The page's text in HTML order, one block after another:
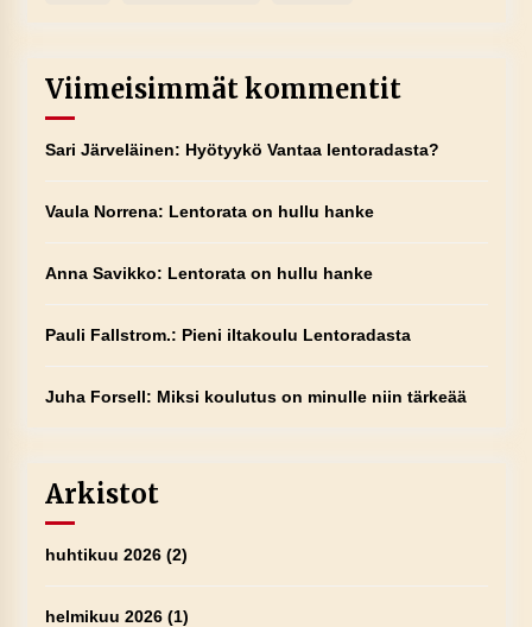
Viimeisimmät kommentit
Sari Järveläinen: Hyötyykö Vantaa lentoradasta?
Vaula Norrena: Lentorata on hullu hanke
Anna Savikko: Lentorata on hullu hanke
Pauli Fallstrom.: Pieni iltakoulu Lentoradasta
Juha Forsell: Miksi koulutus on minulle niin tärkeää
Arkistot
huhtikuu 2026(2)
helmikuu 2026(1)